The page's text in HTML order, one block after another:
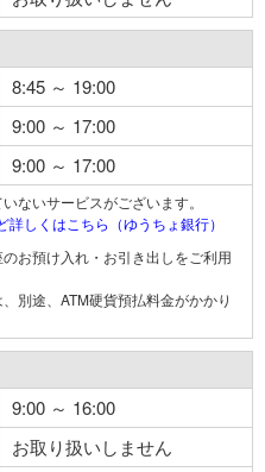
8:45 ～ 19:00
9:00 ～ 17:00
9:00 ～ 17:00
ないサービスがございます。
しくはこちら（ゆうちょ銀行）
お預け入れ・お引き出しをご利用
別途、ATM硬貨預払料金がかかり
9:00 ～ 16:00
お取り扱いしません